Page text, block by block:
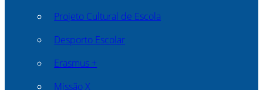
Projeto Cultural de Escola
Desporto Escolar
Erasmus +
Missão X